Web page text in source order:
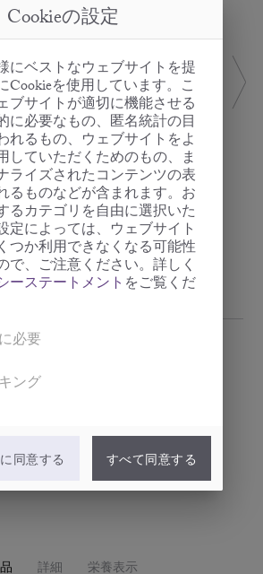
Cookieの設定
にベストなウェブサイトを提
Cookieを使用しています。こ
ブサイトが適切に機能させる
に必要なもの、匿名統計の目
れるもの、ウェブサイトをよ
していただくためのもの、ま
ライズされたコンテンツの表
るものなどが含まれます。お
るカテゴリを自由に選択いた
定によっては、ウェブサイト
つか利用できなくなる可能性
で、ご注意ください。詳しく
ーステートメント をご覧くだ
必要
ング
同意する すべて同意する
オイルエクストラヴァージン ·
500 ml
詳細 栄養表示